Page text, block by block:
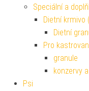
Speciální a
Dietní krmivo
Dietní
Pro
granule
konzervy
Psi